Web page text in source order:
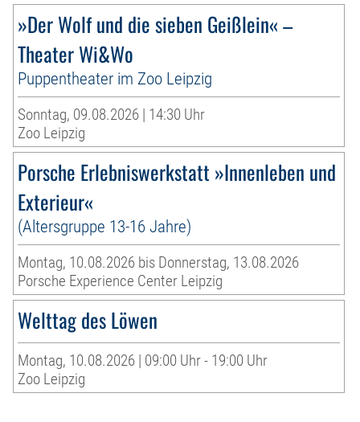
»Der Wolf und die sieben Geißlein« –
Theater Wi&Wo
Puppentheater im Zoo Leipzig
Sonntag, 09.08.2026 | 14:30 Uhr
Zoo Leipzig
Porsche Erlebniswerkstatt »Innenleben und
Exterieur«
(Altersgruppe 13-16 Jahre)
Montag, 10.08.2026 bis Donnerstag, 13.08.2026
Porsche Experience Center Leipzig
Welttag des Löwen
Montag, 10.08.2026 | 09:00 Uhr - 19:00 Uhr
Zoo Leipzig